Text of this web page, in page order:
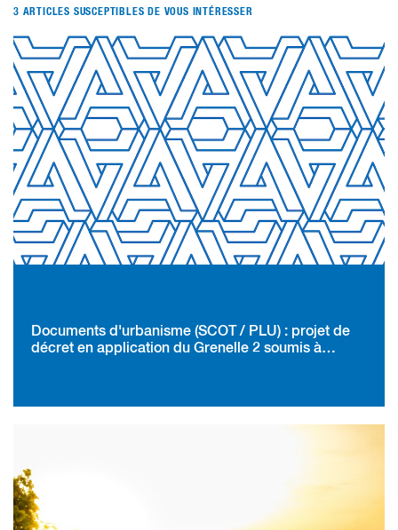
3 ARTICLES SUSCEPTIBLES DE VOUS INTÉRESSER
Documents d'urbanisme (SCOT / PLU) : projet de
décret en application du Grenelle 2 soumis à